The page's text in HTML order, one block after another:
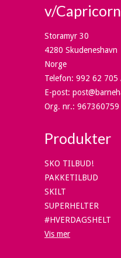
v/
Storamyr 30
4280 Skudeneshavn
Norge
Telefon: 992 62 705
E-post:
Org. nr.: 967360759
Produkter
SKO TILBUD!
PAKKETILBUD
SKILT
SUPERHELTER
#HVERDAGSHELT
Vis mer